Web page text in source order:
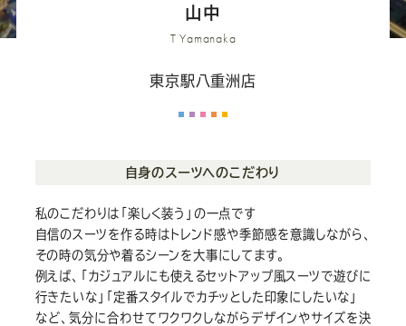
SADA
式
Youtube
SADA
式
Facebook
ツ
SADA
式
Twitter
ツ
SADA
式
Instagram
SADA
式
LINE
山中
T Yamanaka
東京駅八重洲店
自身のスーツへのこだわり
私のこだわりは「楽しく装う」の一点です
自信のスーツを作る時はトレンド感や季節感を意識しながら、
その時の気分や着るシーンを大事にしてます。
例えば、「カジュアルにも使えるセットアップ風スーツで遊びに
行きたいな」「定番スタイルでカチッとした印象にしたいな」
など、気分に合わせてワクワクしながらデザインやサイズを決